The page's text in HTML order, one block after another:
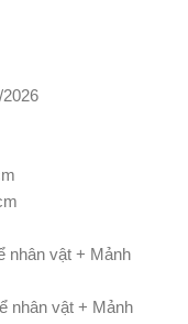
nhân vật + Mảnh
nhân vật + Mảnh